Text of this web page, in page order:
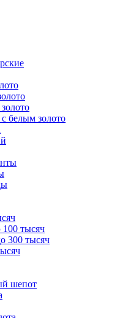
белым золото
тысяч
300 тысяч
шепот